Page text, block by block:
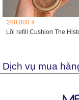
280,000 ₫
Dịch vụ mua